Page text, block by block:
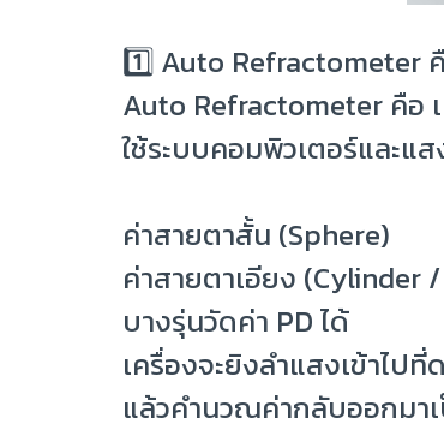
1️⃣ Auto Refractometer คื
Auto Refractometer คือ
ใช้ระบบคอมพิวเตอร์และแ
ค่าสายตาสั้น (Sphere)
ค่าสายตาเอียง (Cylinder
บางรุ่นวัดค่า PD ได้
เครื่องจะยิงลำแสงเข้าไปที่
แล้วคำนวณค่ากลับออกมา